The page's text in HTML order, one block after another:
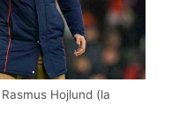
Hojlund (la